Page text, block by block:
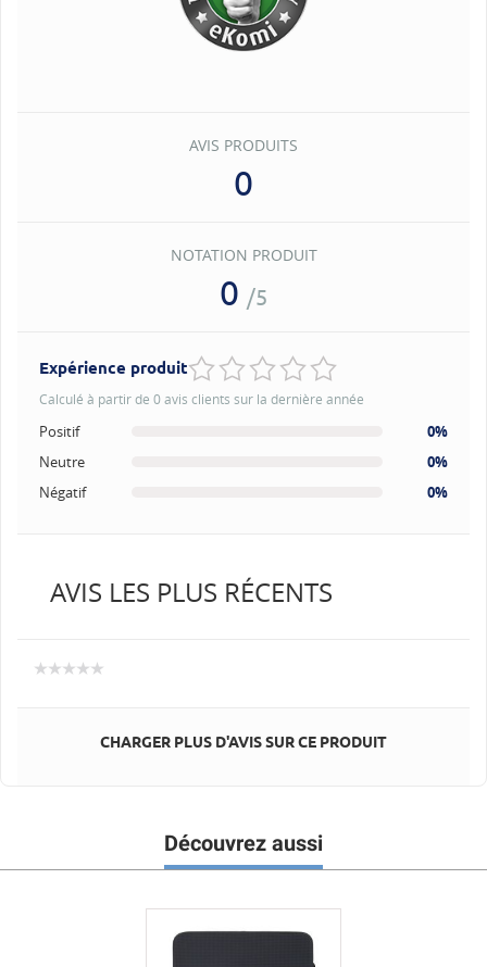
AVIS PRODUITS
0
NOTATION PRODUIT
0 /5
Expérience produit
Calculé à partir de 0 avis clients sur la dernière année
Positif
0%
Neutre
0%
Négatif
0%
AVIS LES PLUS RÉCENTS
CHARGER PLUS D'AVIS SUR CE PRODUIT
Découvrez aussi